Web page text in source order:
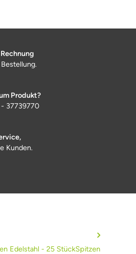
Produkt?
37739770
Kunden.
Edelstahl - 25 StückSpitzen